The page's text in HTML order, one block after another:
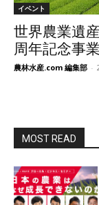
イベント
世界農業遺
周年記念事
農林水産.com 編集部 -
MOST READ